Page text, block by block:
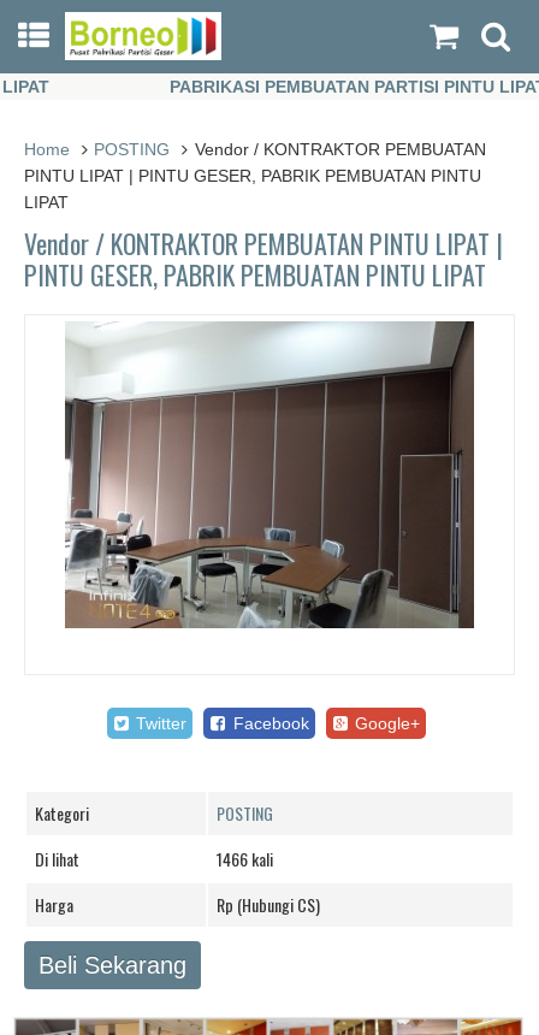
PABRIKASI PEMBUATAN PARTISI PINTU LIPAT
Home
POSTING
Vendor / KONTRAKTOR PEMBUATAN
PINTU LIPAT | PINTU GESER, PABRIK PEMBUATAN PINTU
LIPAT
Vendor / KONTRAKTOR PEMBUATAN PINTU LIPAT |
PINTU GESER, PABRIK PEMBUATAN PINTU LIPAT
Twitter Facebook Google+
Kategori
POSTING
Di lihat
1466 kali
Harga
Rp (Hubungi CS)
Beli Sekarang